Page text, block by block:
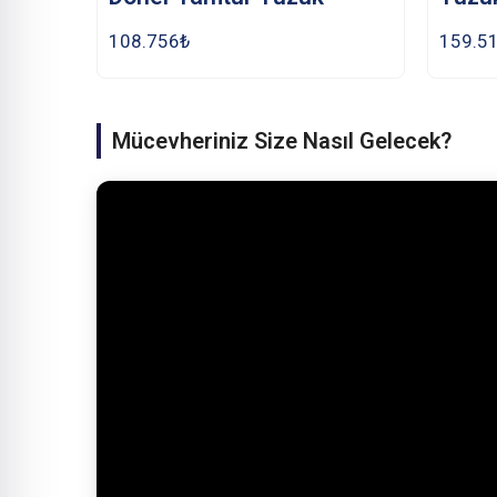
108.756₺
Mücevheriniz Size Nasıl Gelecek?